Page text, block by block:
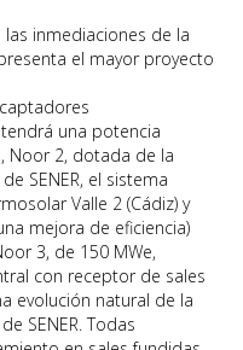
inmediaciones de la
el mayor proyecto
una potencia
Noor 2, dotada de la
SENER, el sistema
Valle 2 (Cádiz) y
mejora de eficiencia)
3, de 150 MWe,
con receptor de sales
evolución natural de la
SENER. Todas